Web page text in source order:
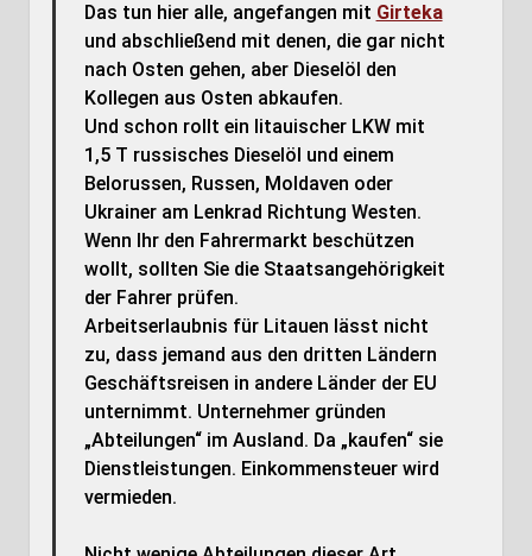
Das tun hier alle, angefangen mit Girteka
und abschließend mit denen, die gar nicht
nach Osten gehen, aber Dieselöl den
Kollegen aus Osten abkaufen.
Und schon rollt ein litauischer LKW mit
1,5 T russisches Dieselöl und einem
Belorussen, Russen, Moldaven oder
Ukrainer am Lenkrad Richtung Westen.
Wenn Ihr den Fahrermarkt beschützen
wollt, sollten Sie die Staatsangehörigkeit
der Fahrer prüfen.
Arbeitserlaubnis für Litauen lässt nicht
zu, dass jemand aus den dritten Ländern
Geschäftsreisen in andere Länder der EU
unternimmt. Unternehmer gründen
„Abteilungen“ im Ausland. Da „kaufen“ sie
Dienstleistungen. Einkommensteuer wird
vermieden.